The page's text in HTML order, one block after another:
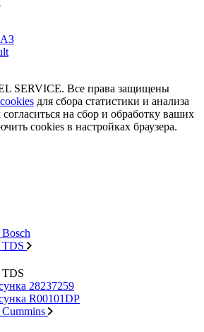
SERVICE. Все права защищены
cookies для сбора статистики и анализа
на сбор и обработку ваших
cookies в настройках браузера.
28237259
R00101DP